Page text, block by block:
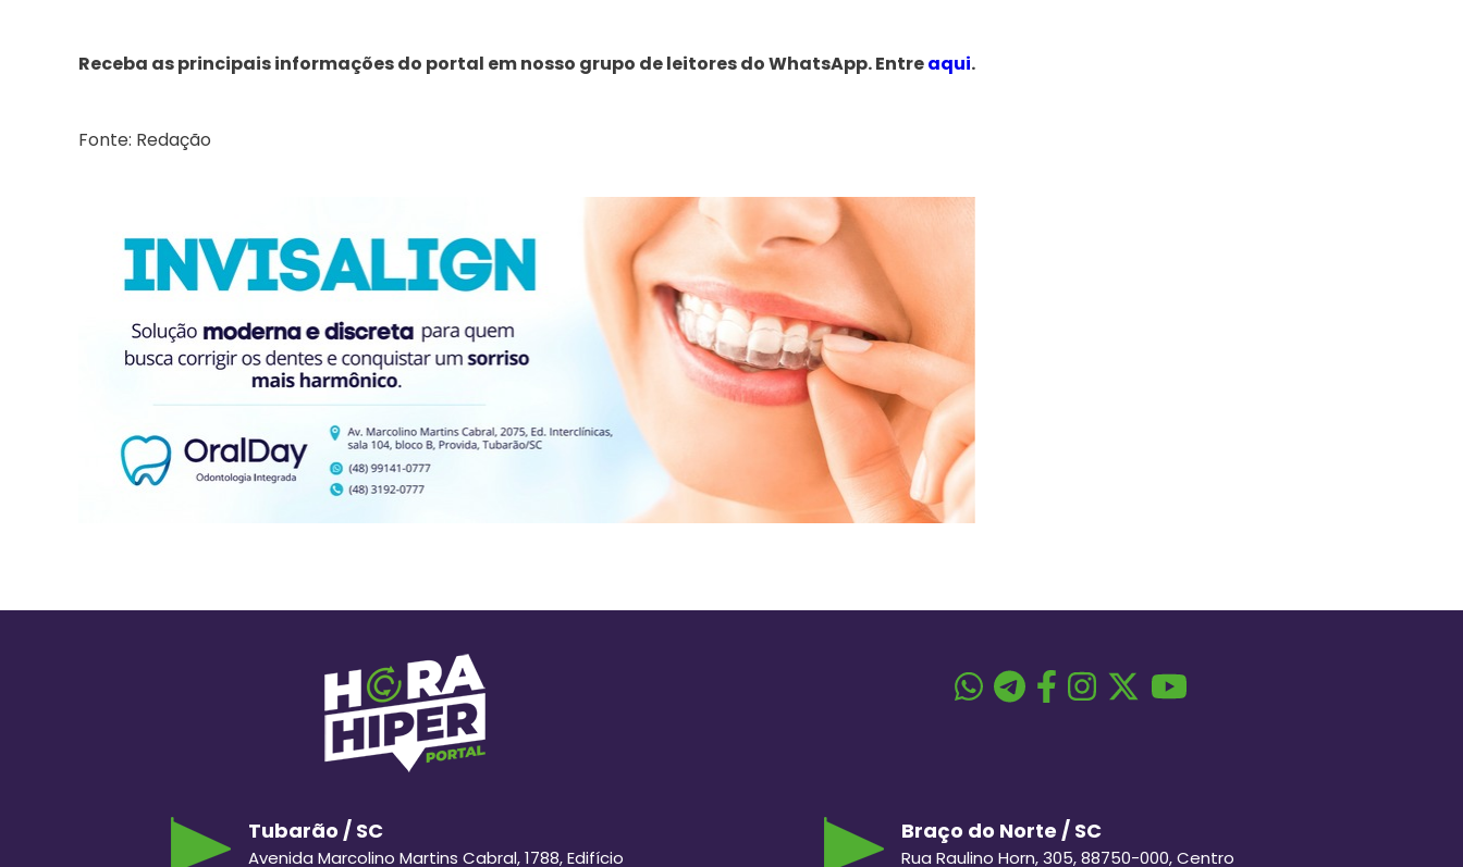
Receba as principais informações do portal em nosso grupo de leitores do WhatsApp. Entreaqui.
Fonte: Redação
Tubarão / SC
Avenida Marcolino Martins Cabral, 1788, Edifício
Braço do Norte / SC
Rua Raulino Horn, 305, 88750-000, Centro